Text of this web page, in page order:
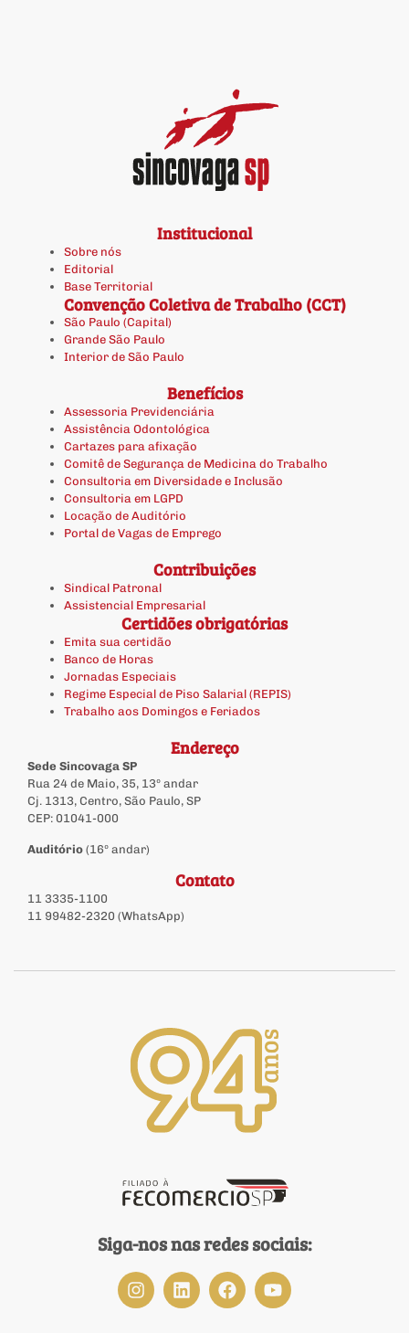
Institucional
Sobre nós
Editorial
Base Territorial
Convenção Coletiva de Trabalho (CCT)
São Paulo (Capital)
Grande São Paulo
Interior de São Paulo
Benefícios
Assessoria Previdenciária
Assistência Odontológica
Cartazes para afixação
Comitê de Segurança de Medicina do Trabalho
Consultoria em Diversidade e Inclusão
Consultoria em LGPD
Locação de Auditório
Portal de Vagas de Emprego
Contribuições
Sindical Patronal
Assistencial Empresarial
Certidões obrigatórias
Emita sua certidão
Banco de Horas
Jornadas Especiais
Regime Especial de Piso Salarial (REPIS)
Trabalho aos Domingos e Feriados
Endereço
Sede Sincovaga SP
Rua 24 de Maio, 35, 13º andar
Cj. 1313, Centro, São Paulo, SP
CEP: 01041-000
Auditório (16º andar)
Contato
11 3335-1100
11 99482-2320 (WhatsApp)
Siga-nos nas redes sociais: